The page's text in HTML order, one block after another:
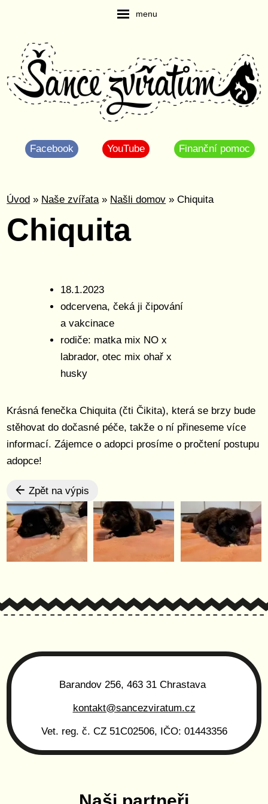
menu
Facebook YouTube Finanční pomoc
Úvod » Naše zvířata» Našli domov » Chiquita
Chiquita
Krásná fenečka Chiquita (čti Čikita), která se brzy bude
stěhovat do dočasné péče, takže o ní přineseme více
informací. Zájemce o adopci prosíme o pročtení postupu
adopce!
Zpět na výpis
18.1.2023
odcervena, čeká ji čipování
a vakcinace
rodiče: matka mix NO x
labrador, otec mix ohař x
husky
Barandov 256, 463 31 Chrastava
kontakt@sancezviratum.cz
Vet. reg. č. CZ 51C02506, IČO: 01443356